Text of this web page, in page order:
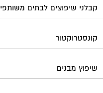
קבלני שיפוצים לבתים משותפים
קונסטרוקטור
שיפוץ מבנים